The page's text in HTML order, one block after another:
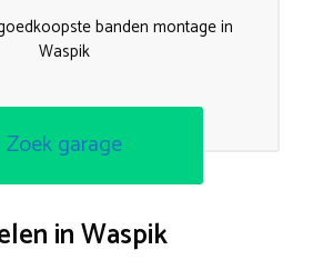
banden montage in
Waspik
Zoek garage
in Waspik